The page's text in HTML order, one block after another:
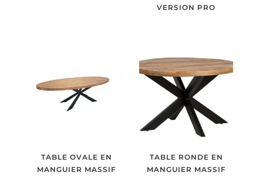
VERSION PRO
TABLE OVALE EN
MANGUIER MASSIF
TABLE RONDE EN
MANGUIER MASSIF